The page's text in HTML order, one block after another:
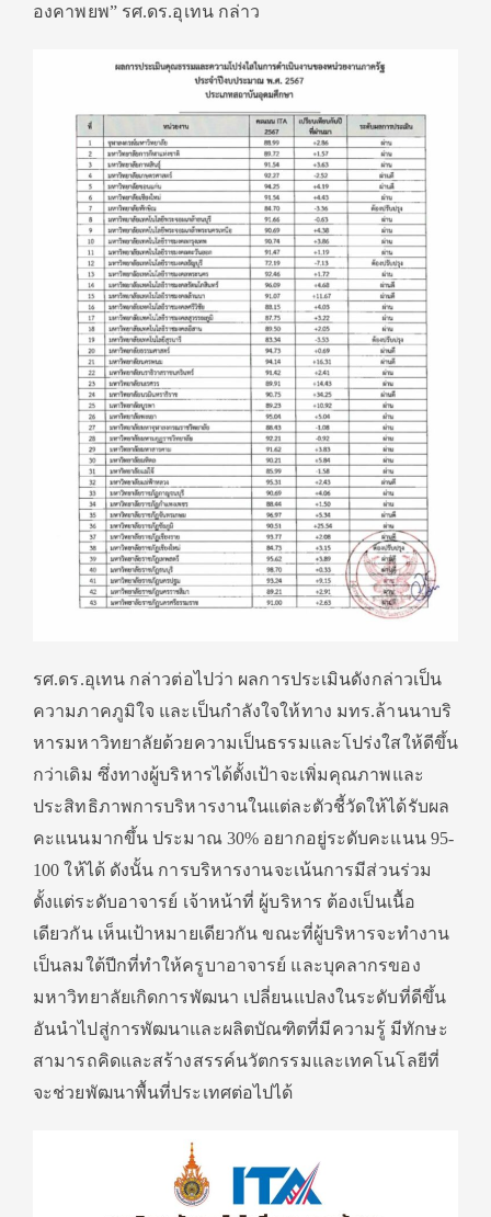
องคาพยพ” รศ.ดร.อุเทน กล่าว
รศ.ดร.อุเทน กล่าวต่อไปว่า ผลการประเมินดังกล่าวเป็น
ความภาคภูมิใจ และเป็นกำลังใจให้ทาง มทร.ล้านนาบริ
หารมหาวิทยาลัยด้วยความเป็นธรรมและโปร่งใสให้ดีขึ้น
กว่าเดิม ซึ่งทางผู้บริหารได้ตั้งเป้าจะเพิ่มคุณภาพและ
ประสิทธิภาพการบริหารงานในแต่ละตัวชี้วัดให้ได้รับผล
คะแนนมากขึ้น ประมาณ 30% อยากอยู่ระดับคะแนน 95-
100 ให้ได้ ดังนั้น การบริหารงานจะเน้นการมีส่วนร่วม
ตั้งแต่ระดับอาจารย์ เจ้าหน้าที่ ผู้บริหาร ต้องเป็นเนื้อ
เดียวกัน เห็นเป้าหมายเดียวกัน ขณะที่ผู้บริหารจะทำงาน
เป็นลมใต้ปีกที่ทำให้ครูบาอาจารย์ และบุคลากรของ
มหาวิทยาลัยเกิดการพัฒนา เปลี่ยนแปลงในระดับที่ดีขึ้น
อันนำไปสู่การพัฒนาและผลิตบัณฑิตที่มีความรู้ มีทักษะ
สามารถคิดและสร้างสรรค์นวัตกรรมและเทคโนโลยีที่
จะช่วยพัฒนาพื้นที่ประเทศต่อไปได้